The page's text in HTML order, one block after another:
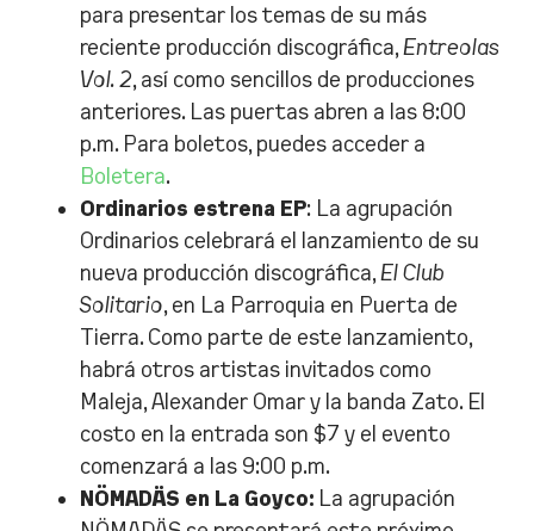
para presentar los temas de su más
reciente producción discográfica,Entreolas
Vol. 2, así como sencillos de producciones
anteriores. Las puertas abren a las 8:00
p.m. Para boletos, puedes acceder a
Boletera.
Ordinarios estrena EP: La agrupación
Ordinarios celebrará el lanzamiento de su
nueva producción discográfica,El Club
Solitario, en La Parroquia en Puerta de
Tierra. Como parte de este lanzamiento,
habrá otros artistas invitados como
Maleja, Alexander Omar y la banda Zato. El
costo en la entrada son $7 y el evento
comenzará a las 9:00 p.m.
NÖMADÄS en La Goyco:La agrupación